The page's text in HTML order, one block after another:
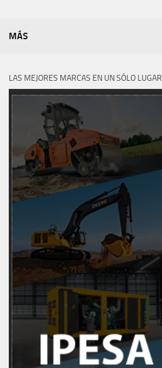
MÁS
LAS MEJORES MARCAS EN UN SÓLO LUGAR